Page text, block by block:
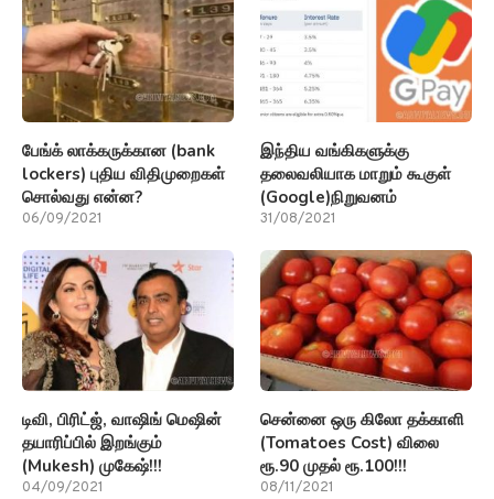
பேங்க் லாக்கருக்கான (bank
lockers) புதிய விதிமுறைகள்
சொல்வது என்ன?
06/09/2021
இந்திய வங்கிகளுக்கு
தலைவலியாக மாறும் கூகுள்
(Google)நிறுவனம்
31/08/2021
டிவி, பிரிட்ஜ், வாஷிங் மெஷின்
தயாரிப்பில் இறங்கும்
(Mukesh) முகேஷ்!!!
04/09/2021
சென்னை ஒரு கிலோ தக்காளி
(Tomatoes Cost) விலை
ரூ.90 முதல் ரூ.100!!!
08/11/2021